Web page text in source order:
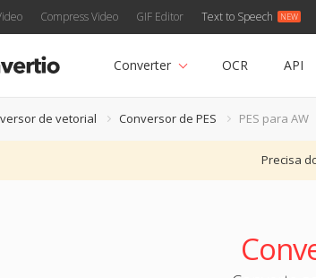
Compress Video GIF Editor Text to Speech
Converter OCR API
de vetorial Conversor de PES PES para AW
Precisa